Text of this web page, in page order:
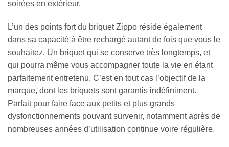
soirées en extérieur.
L’un des points fort du briquet Zippo réside également
dans sa capacité à être rechargé autant de fois que vous le
souhaitez. Un briquet qui se conserve très longtemps, et
qui pourra même vous accompagner toute la vie en étant
parfaitement entretenu. C’est en tout cas l’objectif de la
marque, dont les briquets sont garantis indéfiniment.
Parfait pour faire face aux petits et plus grands
dysfonctionnements pouvant survenir, notamment après de
nombreuses années d’utilisation continue voire régulière.